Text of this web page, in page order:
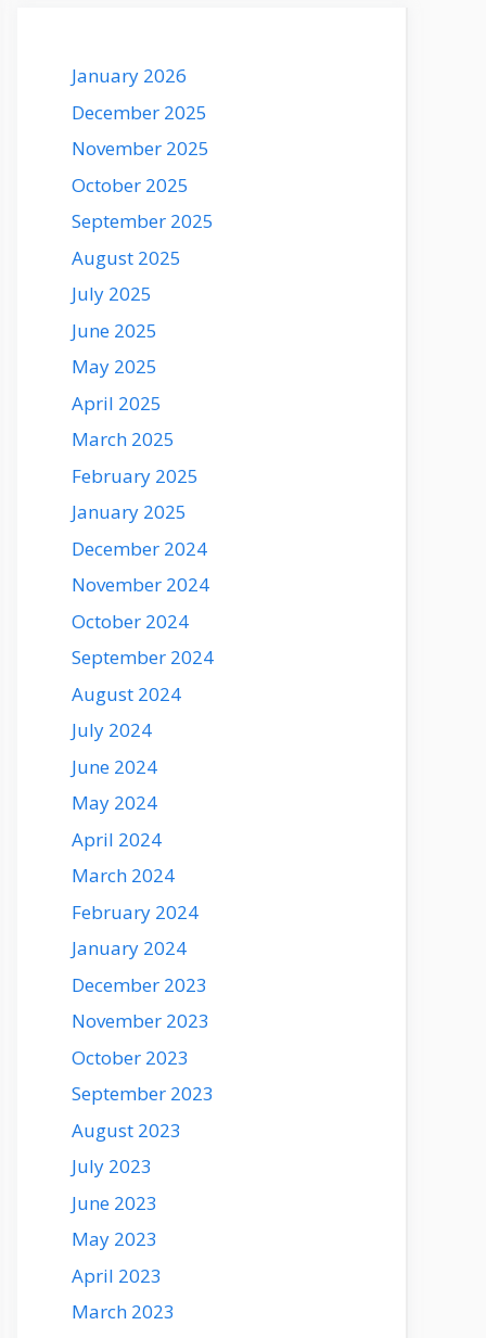
January 2026
December 2025
November 2025
October 2025
September 2025
August 2025
July 2025
June 2025
May 2025
April 2025
March 2025
February 2025
January 2025
December 2024
November 2024
October 2024
September 2024
August 2024
July 2024
June 2024
May 2024
April 2024
March 2024
February 2024
January 2024
December 2023
November 2023
October 2023
September 2023
August 2023
July 2023
June 2023
May 2023
April 2023
March 2023